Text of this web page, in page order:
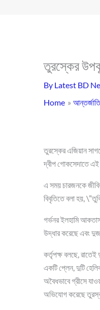
তুরস্কের
By Latest BD
Home
তুরস্কের এজিয়ান
দ্বীপ গোকসেদাতে এই
এ সময় চারজনকে
বিবৃতিতে বলা হয়,
গর্ভনর ইলহামি
উদ্ধার করেছে এবং
কর্তৃপক্ষ বলছে, রাতেই
একটি প্লেন, দুটি
অবৈধভাবে গ্রীসে
অভিযোগ করেছে